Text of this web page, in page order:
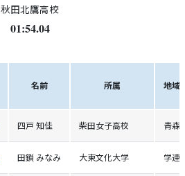
秋田北鷹高校
01:54.04
名前 所属 地域
四戸 知佳 柴田女子高校 青森
田鎖 みなみ 大東文化大学 学連